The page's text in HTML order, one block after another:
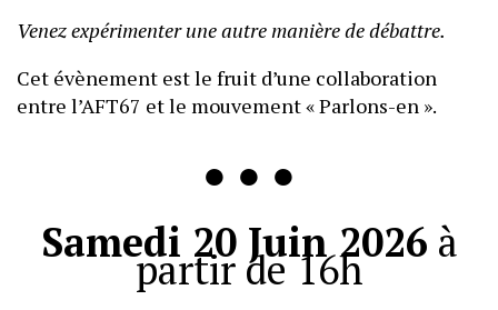
Venez expérimenter une autre manière de débattre.
Cet évènement est le fruit d’une collaboration
entre l’AFT67 et le mouvement « Parlons-en ».
● ● ●
Samedi 20 Juin 2026 à
partir de 16h